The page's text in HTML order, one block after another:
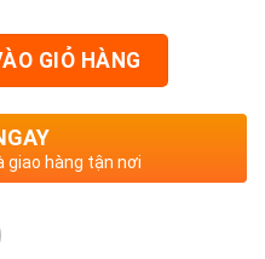
GIỎ HÀNG
giao hàng tận nơi